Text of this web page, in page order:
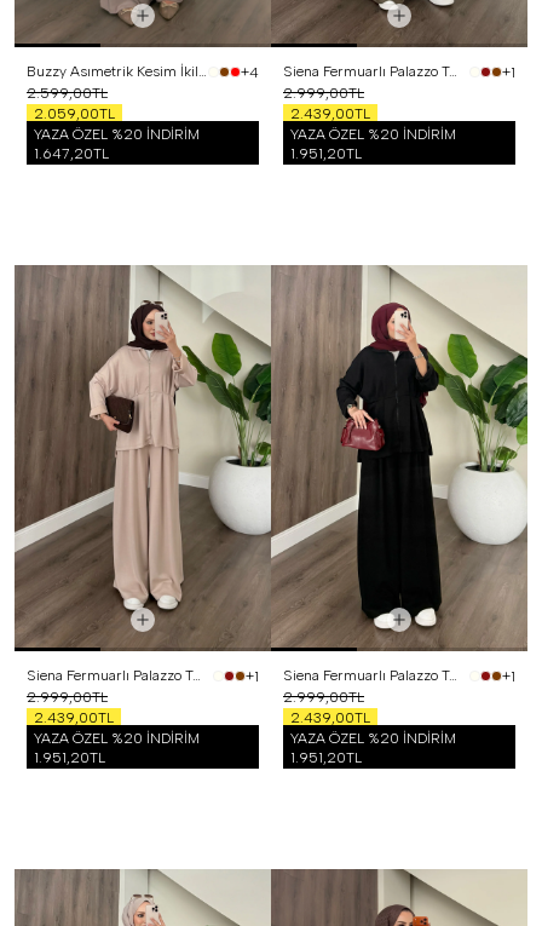
Buzzy Asımetrik Kesim İkili Takım Vizon
+4
2.599,00TL
2.059,00TL
YAZA ÖZEL %20 İNDİRİM
1.647,20TL
Siena Fermuarlı Palazzo Takım Haki
+1
2.999,00TL
2.439,00TL
YAZA ÖZEL %20 İNDİRİM
1.951,20TL
Siena Fermuarlı Palazzo Takım Bej
+1
2.999,00TL
2.439,00TL
YAZA ÖZEL %20 İNDİRİM
1.951,20TL
Siena Fermuarlı Palazzo Takım Siyah
+1
2.999,00TL
2.439,00TL
YAZA ÖZEL %20 İNDİRİM
1.951,20TL